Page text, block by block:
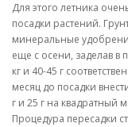
Для этого летника
посадки растений.
минеральные
еще с осени, заделав в
кг и 40-45 г
месяц до посадки
г и 25 г на квадратный
Процедура пересадки